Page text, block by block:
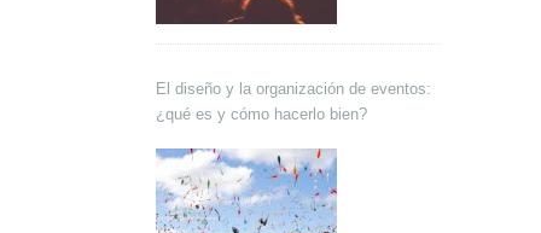
El diseño y la organización de eventos:
¿qué es y cómo hacerlo bien?